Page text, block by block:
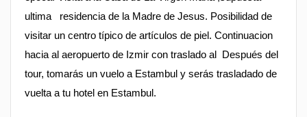
ultima residencia de la Madre de Jesus. Posibilidad de
visitar un centro típico de artículos de piel. Continuacion
hacia al aeropuerto de Izmir con traslado al
Después del
tour, tomarás un vuelo a Estambul y serás trasladado de
vuelta a tu hotel en Estambul.